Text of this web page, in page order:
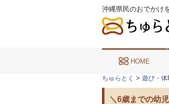
沖縄県民のおでかけ
HOME
ちゅらとく > 遊び・体
＼6歳までの幼